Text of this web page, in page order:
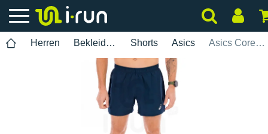
Herren Bekleidung Shorts Asics Asics Core Herren